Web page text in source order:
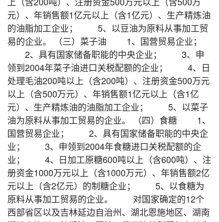
元）、年销售额1亿元以上（含1亿元）、生产精炼油
的油脂加工企业； 5、以豆油为原料从事加工贸
易的企业。 （三）菜子油 1、国营贸易企业；
2、具有国家储备职能的中央企业； 3、申
领到2004年菜子油进口关税配额的企业； 4、日
处理毛油200吨以上（含200吨）、注册资金500万元
以上（含500万元）、年销售额1亿元以上（含1亿
元）、生产精炼油的油脂加工企业； 5、以菜子
油为原料从事加工贸易的企业。 （四）食糖 1、
国营贸易企业； 2、具有国家储备职能的中央企
业； 3、申领到2004年食糖进口关税配额的企
业； 4、日加工原糖600吨以上（含600吨）、注
册资金1000万元以上（含1000万元）、年销售额2亿
元以上（含2亿元）的制糖企业； 5、以食糖为
原料从事加工贸易的企业。 对国家确定的12个
西部省区以及吉林延边自治州、湖北恩施地区、湖南